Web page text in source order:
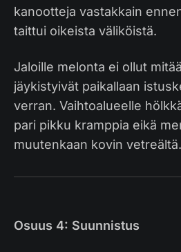
kanootteja vastakkain
taittui oikeista väliköistä.
Jaloille melonta ei ollut
jäykistyivät paikallaan
verran. Vaihtoalueelle
pari pikku kramppia eikä
muutenkaan kovin vetreältä.
Osuus 4: Suunnistus